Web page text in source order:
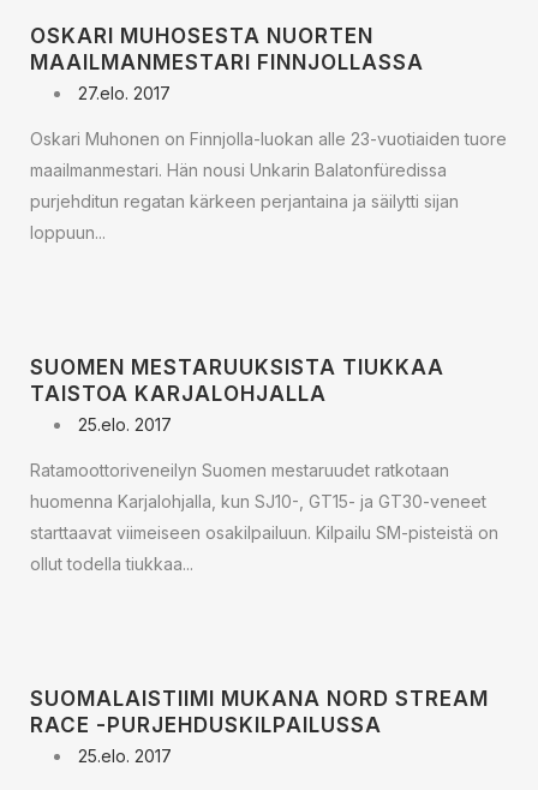
OSKARI MUHOSESTA NUORTEN
MAAILMANMESTARI FINNJOLLASSA
27.elo. 2017
Oskari Muhonen on Finnjolla-luokan alle 23-vuotiaiden tuore
maailmanmestari. Hän nousi Unkarin Balatonfüredissa
purjehditun regatan kärkeen perjantaina ja säilytti sijan
loppuun...
SUOMEN MESTARUUKSISTA TIUKKAA
TAISTOA KARJALOHJALLA
25.elo. 2017
Ratamoottoriveneilyn Suomen mestaruudet ratkotaan
huomenna Karjalohjalla, kun SJ10-, GT15- ja GT30-veneet
starttaavat viimeiseen osakilpailuun. Kilpailu SM-pisteistä on
ollut todella tiukkaa...
SUOMALAISTIIMI MUKANA NORD STREAM
RACE -PURJEHDUSKILPAILUSSA
25.elo. 2017